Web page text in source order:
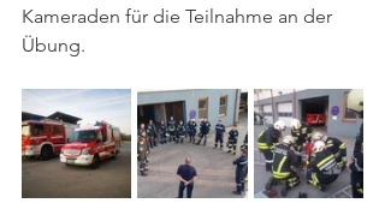
Kameraden für die Teilnahme an der
Übung.